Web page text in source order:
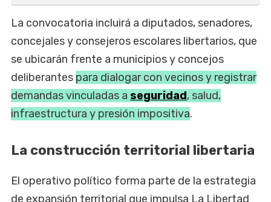
La convocatoria incluirá a diputados, senadores,
concejales y consejeros escolares libertarios, que
se ubicarán frente a municipios y concejos
deliberantes para dialogar con vecinos y registrar
demandas vinculadas a seguridad, salud,
infraestructura y presión impositiva.
La construcción territorial libertaria
El operativo político forma parte de la estrategia
de expansión territorial que impulsa La Libertad